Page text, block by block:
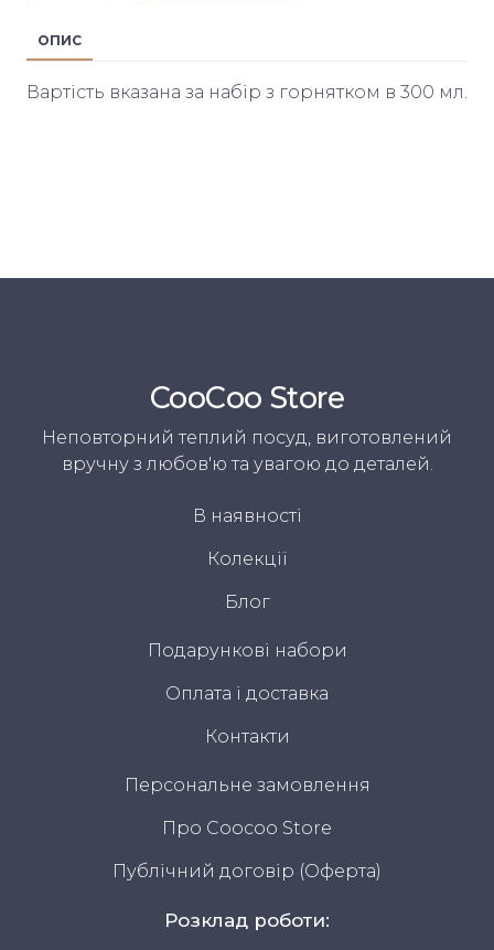
ОПИС
Вартість вказана за набір з горнятком в 300 мл.
CooСoo Store
Неповторний теплий посуд, виготовлений
вручну з любов'ю та увагою до деталей.
В наявності
Колекції
Блог
Подарункові набори
Оплата і доставка
Контакти
Персональне замовлення
Про Coocoo Store
Публічний договір (Оферта)
Розклад роботи: